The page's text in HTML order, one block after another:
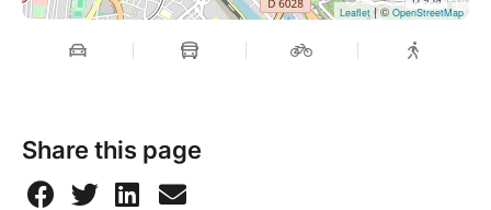
Leaflet| ©OpenStreetMap
Share this page